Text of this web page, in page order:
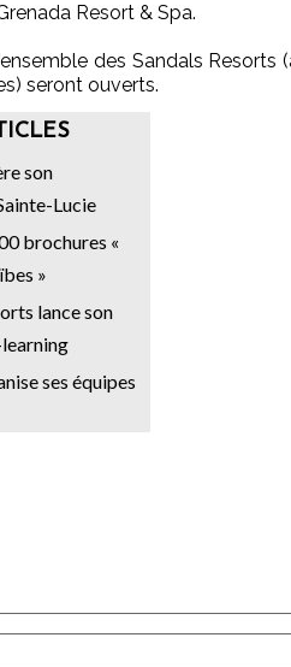
Resort & Spa.
des Sandals
seront ouverts.
son
Lucie
brochures «
»
lance son
ses équipes